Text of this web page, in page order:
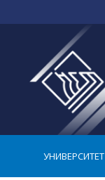
УНИВЕРСИТЕТ